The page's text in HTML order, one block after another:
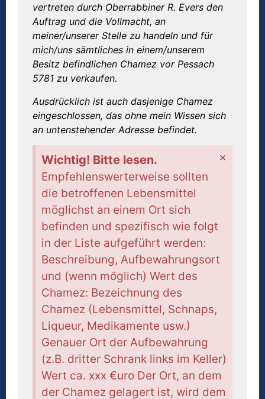
vertreten durch Oberrabbiner R. Evers den
Auftrag und die Vollmacht, an
meiner/unserer Stelle zu handeln und für
mich/uns sämtliches in einem/unserem
Besitz befindlichen Chamez vor Pessach
5781 zu verkaufen.
Ausdrücklich ist auch dasjenige Chamez
eingeschlossen, das ohne mein Wissen sich
an untenstehender Adresse befindet.
Wichtig! Bitte lesen.
Empfehlenswerterweise sollten
die betroffenen Lebensmittel
möglichst an einem Ort sich
befinden und spezifisch wie folgt
in der Liste aufgeführt werden:
Beschreibung, Aufbewahrungsort
und (wenn möglich) Wert des
Chamez: Bezeichnung des
Chamez (Lebensmittel, Schnaps,
Liqueur, Medikamente usw.)
Genauer Ort der Aufbewahrung
(z.B. dritter Schrank links im Keller)
Wert ca. xxx €uro Der Ort, an dem
der Chamez gelagert ist, wird dem
×